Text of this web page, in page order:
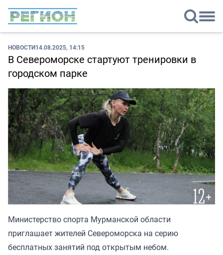
НОВОСТИ14.08.2025, 14:15
В Североморске стартуют тренировки в
городском парке
Министерство спорта Мурманской области
приглашает жителей Североморска на серию
бесплатных занятий под открытым небом.